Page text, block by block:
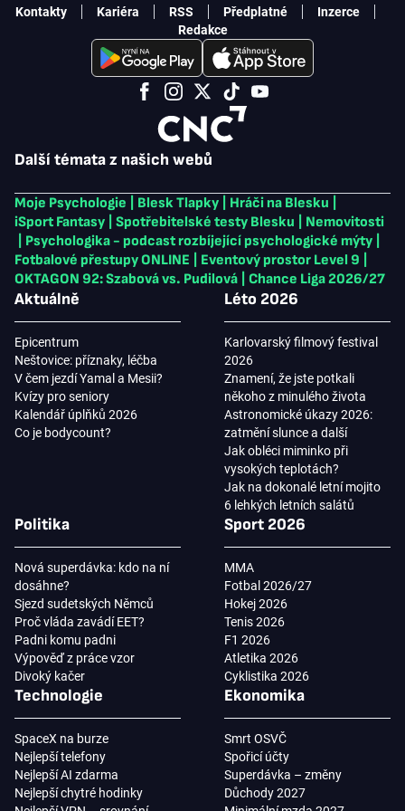
Další témata z našich webů
Moje Psychologie Blesk Tlapky Hráči na Blesku
iSport Fantasy
Spotřebitelské testy Blesku
Nemovitosti
Psychologika - podcast rozbíjející psychologické mýty
Fotbalové přestupy ONLINE
Eventový prostor Level 9
OKTAGON 92: Szabová vs. Pudilová
Chance Liga 2026/27
Aktuálně
Epicentrum
Neštovice: příznaky, léčba
V čem jezdí Yamal a Mesii?
Kvízy pro seniory
Kalendář úplňků 2026
Co je bodycount?
Léto 2026
Karlovarský filmový festival
2026
Znamení, že jste potkali
někoho z minulého života
Astronomické úkazy 2026:
zatmění slunce a další
Jak obléci miminko při
vysokých teplotách?
Jak na dokonalé letní mojito
6 lehkých letních salátů
Politika
Nová superdávka: kdo na ní
dosáhne?
Sjezd sudetských Němců
Proč vláda zavádí EET?
Padni komu padni
Výpověď z práce vzor
Divoký kačer
Sport 2026
MMA
Fotbal 2026/27
Hokej 2026
Tenis 2026
F1 2026
Atletika 2026
Cyklistika 2026
Technologie
SpaceX na burze
Nejlepší telefony
Nejlepší AI zdarma
Nejlepší chytré hodinky
Ekonomika
Smrt OSVČ
Spořicí účty
Superdávka – změny
Důchody 2027
Kontakty Kariéra RSS Předplatné
Inzerce
Redakce